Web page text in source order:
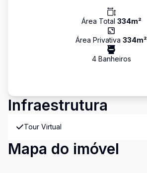
Área Total 334m²
Área Privativa 334m²
4Banheiros
Infraestrutura
Tour Virtual
Mapa do imóvel